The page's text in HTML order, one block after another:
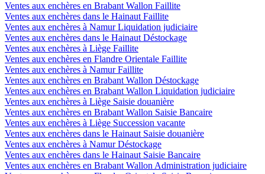
Ventes aux enchères en Brabant Wallon Faillite
Ventes aux enchères dans le Hainaut Faillite
Ventes aux enchères à Namur Liquidation judiciaire
Ventes aux enchères dans le Hainaut Déstockage
Ventes aux enchères à Liège Faillite
Ventes aux enchères en Flandre Orientale Faillite
Ventes aux enchères à Namur Faillite
Ventes aux enchères en Brabant Wallon Déstockage
Ventes aux enchères en Brabant Wallon Liquidation judiciaire
Ventes aux enchères à Liège Saisie douanière
Ventes aux enchères en Brabant Wallon Saisie Bancaire
Ventes aux enchères à Liège Succession vacante
Ventes aux enchères dans le Hainaut Saisie douanière
Ventes aux enchères à Namur Déstockage
Ventes aux enchères dans le Hainaut Saisie Bancaire
Ventes aux enchères en Brabant Wallon Administration judiciaire